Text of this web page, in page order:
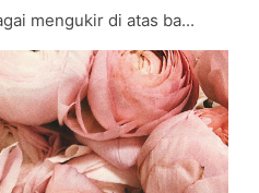
mengukir di atas ba...